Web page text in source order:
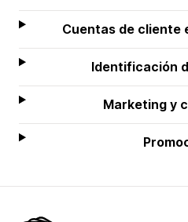
Cuentas de cliente
Identificación
Marketing y